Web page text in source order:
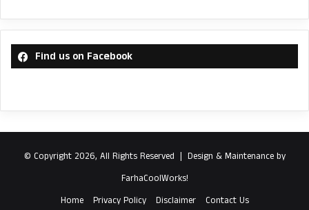
Find us on Facebook
© Copyright 2026, All Rights Reserved | Design & Maintenance by
FarhaCoolWorks!
Home
Privacy Policy Disclaimer Contact Us